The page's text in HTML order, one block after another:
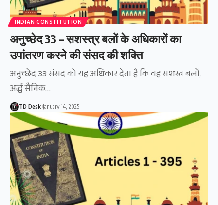
INDIAN CONSTITUTION
अनुच्छेद 33 – सशस्त्र बलों के अधिकारों का
उपांतरण करने की संसद की शक्ति
अनुच्छेद 33 संसद को यह अधिकार देता है कि वह सशस्त्र बलों,
अर्द्ध सैनिक…
TD Desk January 14, 2025